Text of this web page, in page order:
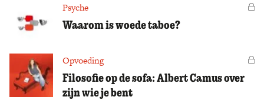
Psyche
Waarom is woede taboe?
Opvoeding
Filosofie op de sofa: Albert Camus over
zijn wie je bent